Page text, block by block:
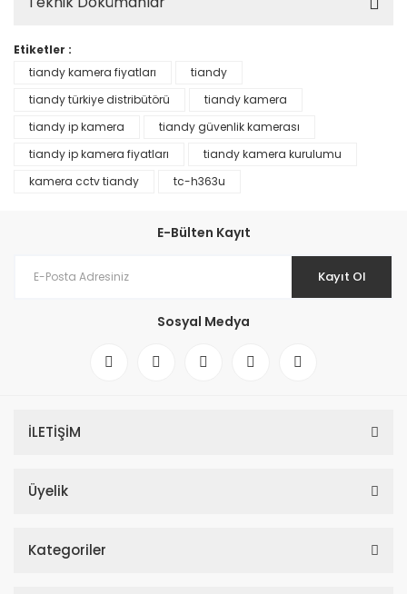
Etiketler :
tiandy kamera fiyatları
tiandy
tiandy türkiye distribütörü
tiandy kamera
tiandy ip kamera
tiandy güvenlik kamerası
tiandy ip kamera fiyatları
tiandy kamera kurulumu
kamera cctv tiandy
tc-h363u
E-Bülten Kayıt
Kayıt Ol
Sosyal Medya
İLETİŞİM
Üyelik
Kategoriler